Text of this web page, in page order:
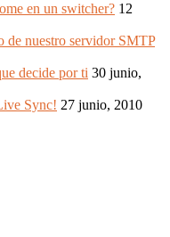
en un switcher? 12
de nuestro servidor SMTP
decide por ti 30 junio,
Sync! 27 junio, 2010